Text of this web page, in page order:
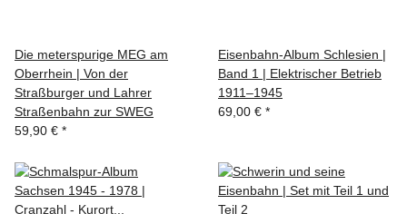
Die meterspurige MEG am
Oberrhein | Von der
Straßburger und Lahrer
Straßenbahn zur SWEG
59,90 € *
Eisenbahn-Album Schlesien |
Band 1 | Elektrischer Betrieb
1911–1945
69,00 € *